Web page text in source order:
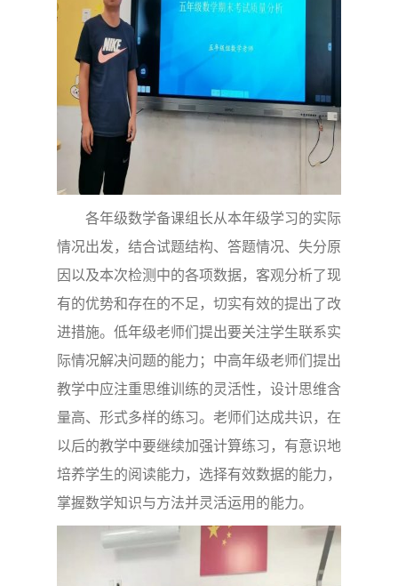
各年级数学备课组长从本年级学习的实际
情况出发，结合试题结构、答题情况、失分原
因以及本次检测中的各项数据，客观分析了现
有的优势和存在的不足，切实有效的提出了改
进措施。低年级老师们提出要关注学生联系实
际情况解决问题的能力；中高年级老师们提出
教学中应注重思维训练的灵活性，设计思维含
量高、形式多样的练习。老师们达成共识，在
以后的教学中要继续加强计算练习，有意识地
培养学生的阅读能力，选择有效数据的能力，
掌握数学知识与方法并灵活运用的能力。